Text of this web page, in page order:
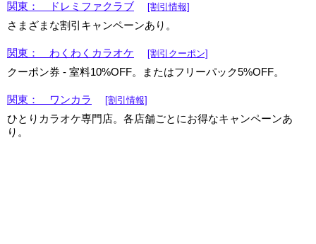
関東： ドレミファクラブ [割引情報]
さまざまな割引キャンペーンあり。
関東： わくわくカラオケ [割引クーポン]
クーポン券 - 室料10%OFF。またはフリーパック5%OFF。
関東： ワンカラ [割引情報]
ひとりカラオケ専門店。各店舗ごとにお得なキャンペーンあ
り。